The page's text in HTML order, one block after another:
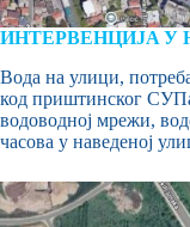
ИНТЕРВЕНЦИЈA
Вода на улици,
код приштинског
водоводној мрежи,
часова у наведеној